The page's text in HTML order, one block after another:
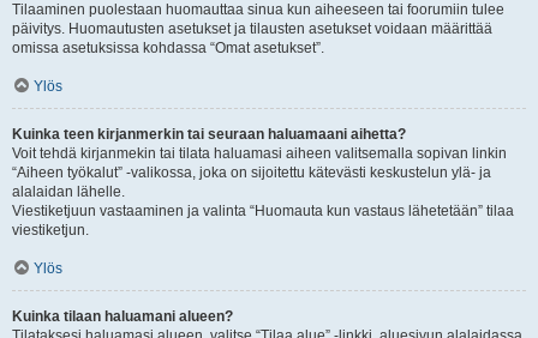
Tilaaminen puolestaan huomauttaa sinua kun aiheeseen tai foorumiin tulee
päivitys. Huomautusten asetukset ja tilausten asetukset voidaan määrittää
omissa asetuksissa kohdassa “Omat asetukset”.
Ylös
Kuinka teen kirjanmerkin tai seuraan haluamaani aihetta?
Voit tehdä kirjanmekin tai tilata haluamasi aiheen valitsemalla sopivan linkin
“Aiheen työkalut” -valikossa, joka on sijoitettu kätevästi keskustelun ylä- ja
alalaidan lähelle.
Viestiketjuun vastaaminen ja valinta “Huomauta kun vastaus lähetetään” tilaa
viestiketjun.
Ylös
Kuinka tilaan haluamani alueen?